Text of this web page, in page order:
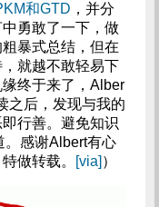
和GTD ，并分
勇敢了一下，做
粗暴式总结，但在
就越不敢轻易下
终于来了，Alber
之后，发现与我的
行善。避免知识
。感谢Albert有心
做转载。
[via] ）